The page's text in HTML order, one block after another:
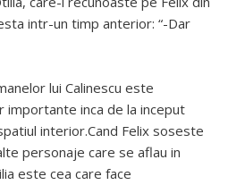
intr-un timp anterior: “-Dar
lui Calinescu este
inca de la inceput
interior.Cand Felix soseste
personaje care se aflau in
este cea care face